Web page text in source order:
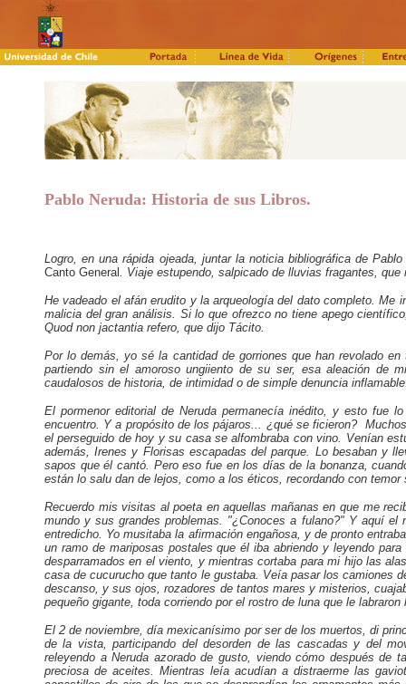
Pablo Neruda: Historia de sus Libros.
Logro, en una rápida ojeada, juntar la noticia bibliográfica de
Canto General. Viaje estupendo, salpicado de lluvias fragantes,
He vadeado el afán erudito y la arqueología del dato completo.
malicia del gran análisis. Si lo que ofrezco no tiene apego
Quod non jactantia refero, que dijo Tácito.
Por lo demás, yo sé la cantidad de gorriones que han revolado
partiendo sin el amoroso ungiiento de su ser, esa aleación de
caudalosos de historia, de intimidad o de simple denuncia
El pormenor editorial de Neruda permanecía inédito, y esto fue
encuentro. Y a propósito de los pájaros... ¿qué se ficieron?
el perseguido de hoy y su casa se alfombraba con vino. Venían
además, Irenes y Florisas escapadas del parque. Lo besaban y
sapos que él cantó. Pero eso fue en los días de la bonanza,
están lo salu dan de lejos, como a los éticos, recordando con
Recuerdo mis visitas al poeta en aquellas mañanas en que me
mundo y sus grandes problemas. "¿Conoces a fulano?" Y aquí
entredicho. Yo musitaba la afirmación engañosa, y de pronto
un ramo de mariposas postales que él iba abriendo y leyendo
desparramados en el viento, y mientras cortaba para mi hijo las
casa de cucurucho que tanto le gustaba. Veía pasar los camiones
descanso, y sus ojos, rozadores de tantos mares y misterios,
pequeño gigante, toda corriendo por el rostro de luna que le
El 2 de noviembre, día mexicanísimo por ser de los muertos, di
de la vista, participando del desorden de las cascadas y del
releyendo a Neruda azorado de gusto, viendo cómo después
preciosa de aceites. Mientras leía acudían a distraerme las